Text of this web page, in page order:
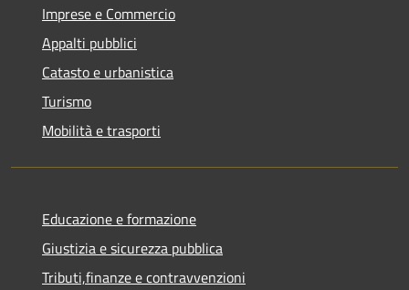
Imprese e Commercio
Appalti pubblici
Catasto e urbanistica
Turismo
Mobilità e trasporti
Educazione e formazione
Giustizia e sicurezza pubblica
Tributi,finanze e contravvenzioni